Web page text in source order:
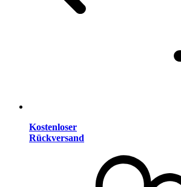
Kostenloser
Rückversand